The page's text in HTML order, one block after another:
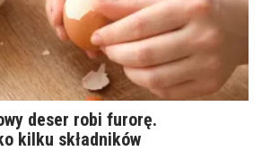
deser robi furorę.
kilku składników